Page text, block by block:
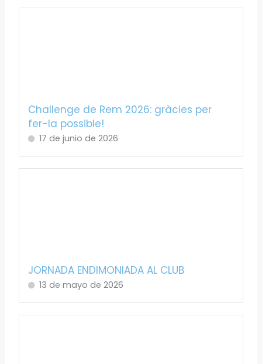
Challenge de Rem 2026: gràcies per
fer-la possible!
17 de junio de 2026
JORNADA ENDIMONIADA AL CLUB
13 de mayo de 2026